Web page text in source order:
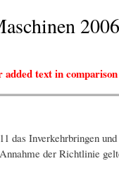
text in
das Inverkehrbringen
der Richtlinie